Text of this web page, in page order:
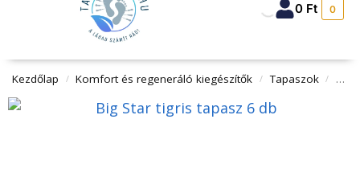
0 Ft 0
Kezdőlap / Komfort és regeneráló kiegészítők / Tapaszok / Big